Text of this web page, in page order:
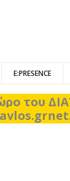
E:PRESENCE
του